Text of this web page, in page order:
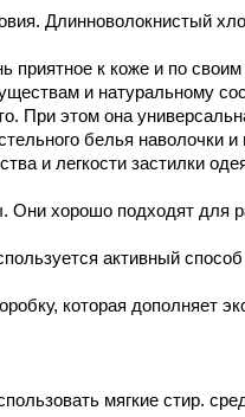
Длинноволокнистый
приятное к коже и по
и натуральному
При этом она
белья наволочки
и легкости застилки
хорошо подходят для
активный
которая дополняет
мягкие стир.